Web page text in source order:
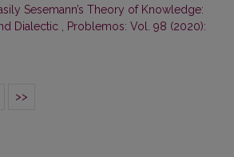
Sesemann’s Theory of Knowledge:
Dialectic
Problemos: Vol. 98 (2020):
>>